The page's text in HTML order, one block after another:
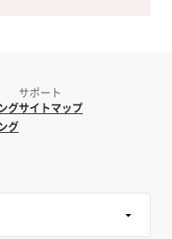
グ
グ
サポート
サイトマップ